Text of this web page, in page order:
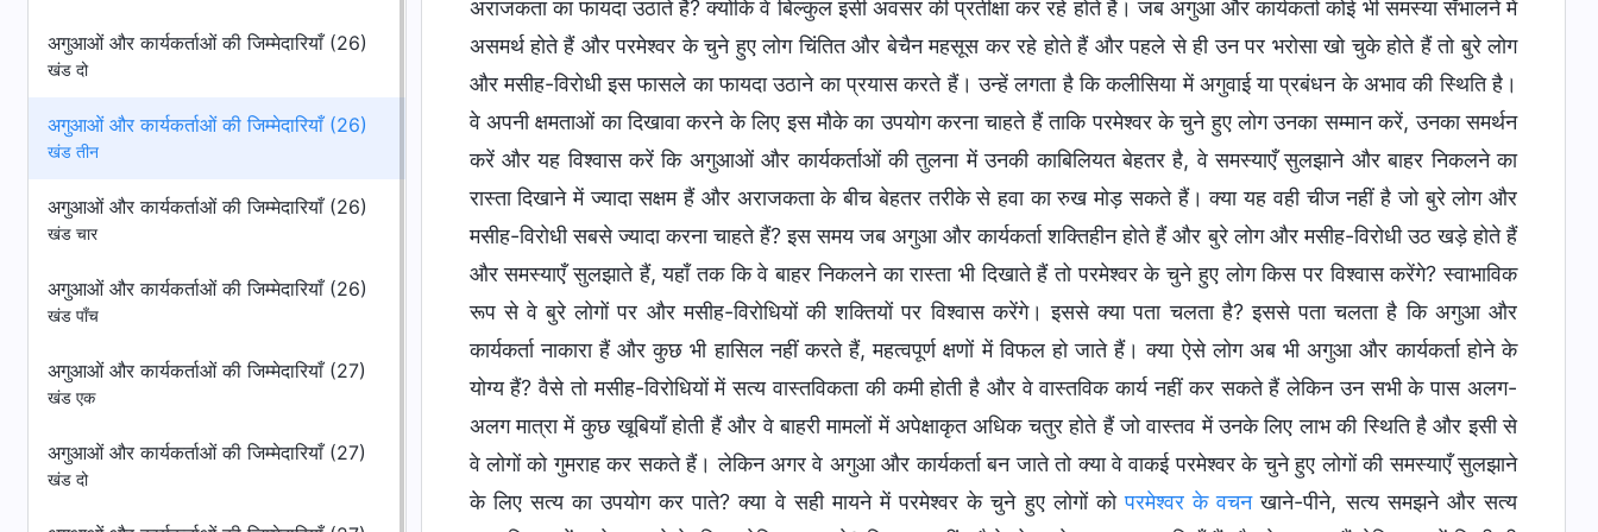
अगुआओं और कार्यकर्ताओं की जिम्मेदारियाँ (26)
खंड दो
अगुआओं और कार्यकर्ताओं की जिम्मेदारियाँ (26)
खंड तीन
अगुआओं और कार्यकर्ताओं की जिम्मेदारियाँ (26)
खंड चार
अगुआओं और कार्यकर्ताओं की जिम्मेदारियाँ (26)
खंड पाँच
अगुआओं और कार्यकर्ताओं की जिम्मेदारियाँ (27)
खंड एक
अगुआओं और कार्यकर्ताओं की जिम्मेदारियाँ (27)
खंड दो
परमेश्वर के वचनखाने-पीने, सत्य समझने और सत्य